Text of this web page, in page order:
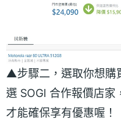
▲步驟二，選取你想購
選 SOGI 合作報價店家
才能確保享有優惠喔！